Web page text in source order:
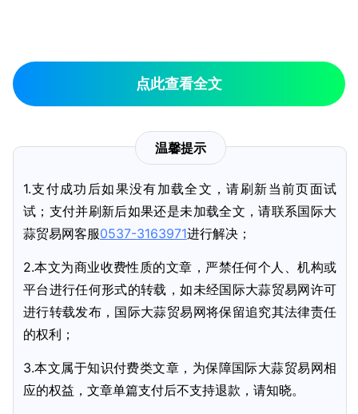
点此查看全文
温馨提示
1.支付成功后如果没有加载全文，请刷新当前页面试
试；支付并刷新后如果还是未加载全文，请联系国际大
蒜贸易网客服0537-3163971进行解决；
2.本文为商业收费性质的文章，严禁任何个人、机构或
平台进行任何形式的转载，如未经国际大蒜贸易网许可
进行转载发布，国际大蒜贸易网将保留追究其法律责任
的权利；
3.本文属于知识付费类文章，为保障国际大蒜贸易网相
应的权益，文章单篇支付后不支持退款，请知晓。